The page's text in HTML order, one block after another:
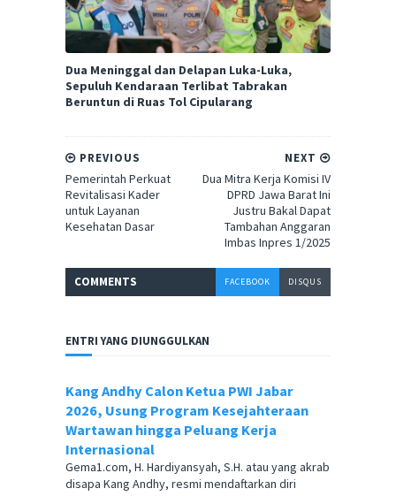
Dua Meninggal dan Delapan Luka-Luka,
Sepuluh Kendaraan Terlibat Tabrakan
Beruntun di Ruas Tol Cipularang
NEXT
Dua Mitra Kerja Komisi IV
DPRD Jawa Barat Ini
Justru Bakal Dapat
Tambahan Anggaran
Imbas Inpres 1/2025
PREVIOUS
Pemerintah Perkuat
Revitalisasi Kader
untuk Layanan
Kesehatan Dasar
COMMENTS FACEBOOK DISQUS
ENTRI YANG DIUNGGULKAN
Kang Andhy Calon Ketua PWI Jabar
2026, Usung Program Kesejahteraan
Wartawan hingga Peluang Kerja
Internasional
Gema1.com, H. Hardiyansyah, S.H. atau yang akrab
disapa Kang Andhy, resmi mendaftarkan diri